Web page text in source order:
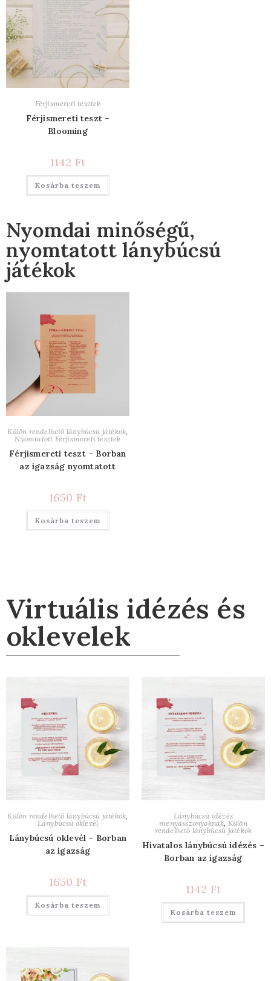
Férjismereti tesztek
Férjismereti teszt –
Blooming
1142 Ft
Kosárba teszem
Nyomdai minőségű,
nyomtatott lánybúcsú
játékok
Külön rendelhető lánybúcsú játékok
Nyomtatott Férjismereti tesztek
Férjismereti teszt – Borban
az igazság nyomtatott
1650 Ft
Kosárba teszem
Virtuális idézés és
oklevelek
Külön rendelhető lánybúcsú játékok
Lánybúcsú oklevél
Lánybúcsú oklevél – Borban
az igazság
1650 Ft
Kosárba teszem
Lánybúcsú idézés
menyasszonyoknak Külön
rendelhető lánybúcsú játékok
Hivatalos lánybúcsú idézés –
Borban az igazság
1142 Ft
Kosárba teszem